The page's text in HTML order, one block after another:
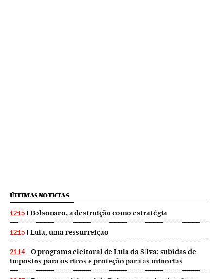
ÚLTIMAS NOTICIAS
12:15 Bolsonaro, a destruição como estratégia
12:15 Lula, uma ressurreição
21:14
O programa eleitoral de Lula da Silva: subidas de
impostos para os ricos e proteção para as minorias